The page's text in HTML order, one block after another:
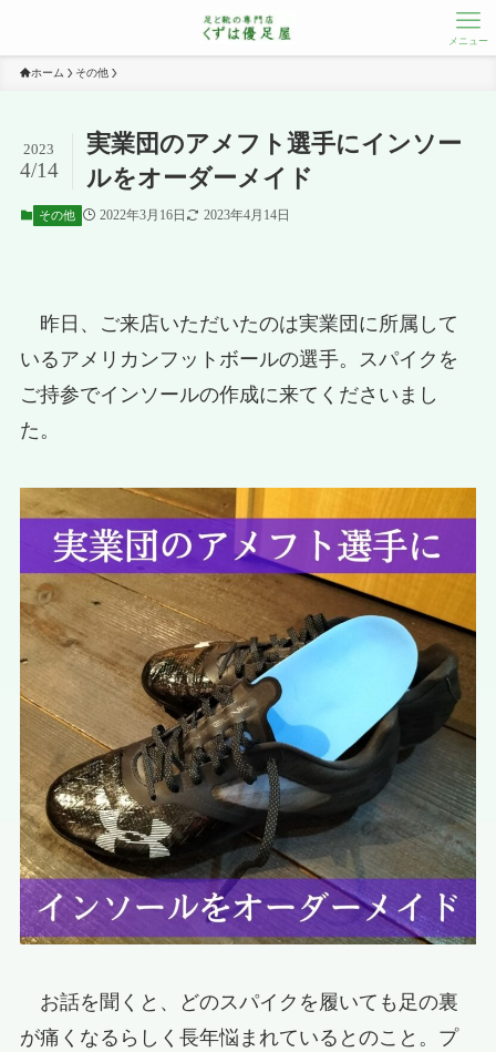
メニュー
ホーム その他
実業団のアメフト選手にインソー
ルをオーダーメイド
2023
4/14
その他 2022年3月16日 2023年4月14日
昨日、ご来店いただいたのは実業団に所属して
いるアメリカンフットボールの選手。スパイクを
ご持参でインソールの作成に来てくださいまし
た。
お話を聞くと、どのスパイクを履いても足の裏
が痛くなるらしく長年悩まれているとのこと。プ